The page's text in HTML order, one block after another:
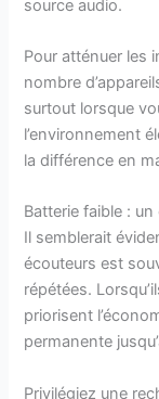
source audio.
Pour atténuer les
nombre
surtout lorsque
l’environnement
la différence en
Batterie faible : un
Il semblerait
écouteurs est
répétées.
priorisent
permanente
Privilégiez une